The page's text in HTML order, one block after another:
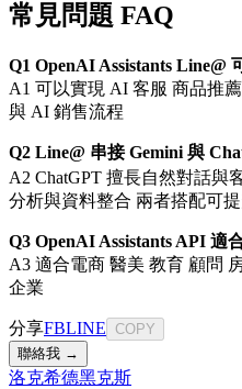
常見問題 FAQ
Q1 OpenAI Assistants Line@
A1 可以實現 AI 客服 商品推
與 AI 銷售流程
Q2 Line@ 串接 Gemini 與
A2 ChatGPT 擅長自然對話
分析與資料整合 兩者搭配可
Q3 OpenAI Assistants API 適
A3 適合電商 醫美 教育 顧問
企業
分享FBLINE
COPY
聯絡我 →
洛克希德黑克斯